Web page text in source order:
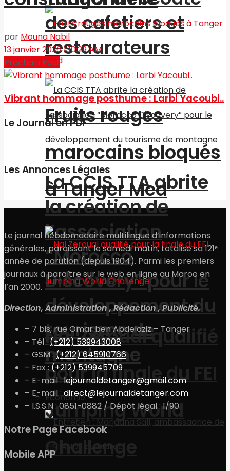
des cafetiers et
restaurateurs
La CCIS TTA abrite
la création de
l’association
“Morocco
Discovery” pour le
développement du
tourisme de
montagne
Economie
Fruits rouges
marocains bloqués
à Tanger Med
Nal Zeroual qualifié
pour la finale du FEI
Jumping World
Challenge
par Mouna Nabil
13 janvier 2026 | 10:29 AM
Prochain Post
Vibrant hommage posthume : Larbi Yacoubi..
Le Journal en PDF
Les Annonces Légales
Le journal hebdomadaire multilingue d’informations
générales, paraissant le samedi matin, totalise sa 121ᵉ
année de parution (depuis 1904). Parmi les premiers
journaux à paraître sur le web en ligne au Maroc en
l’an 2000.
Direction, Administration , Rédaction , Publicité.
– 7 bis, rue Omar ben Abdelaziz – Tanger
– Tél :(+212) 539943008
– GSM :(+212) 645910766
– Fax :(+212) 539945709
– E-mail : lejournaldetanger@gmail.com
– E-mail :direct@lejournaldetanger.com
– I.S.S.N : 0851-0882 / Dépôt légal : 1/90
Notre Page Facebook
Mobile APP